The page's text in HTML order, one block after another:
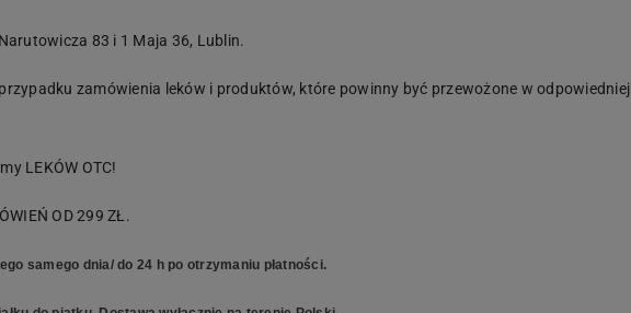
Narutowicza 83 i 1 Maja 36, Lublin.
zamówienia leków i produktów, które powinny być przewożone w odpowiedniej
LEKÓW OTC!
OD 299 ZŁ.
samego dnia/ do 24 h po otrzymaniu płatności.